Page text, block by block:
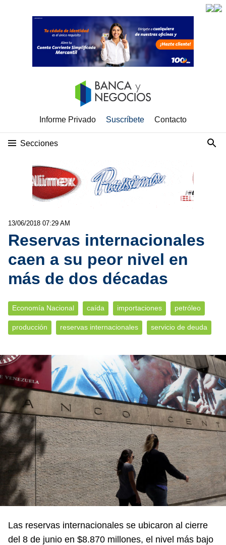
Informe Privado Suscríbete Contacto
Secciones
13/06/2018 07:29 AM
Reservas internacionales
caen a su peor nivel en
más de dos décadas
Economía Nacional caída importaciones petróleo
producción reservas internacionales servicio de deuda
Las reservas internacionales se ubicaron al cierre
del 8 de junio en $8.870 millones, el nivel más bajo